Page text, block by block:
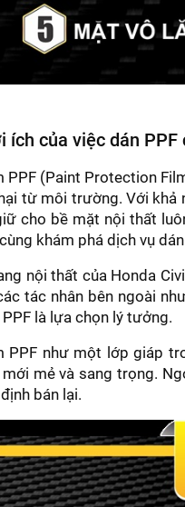
ích của việc dán
PPF (Paint Protection
từ môi trường. Với khả
cho bề mặt nội thất
khám phá dịch vụ
nội thất của Honda
tác nhân bên ngoài
là lựa chọn lý tưởng.
PPF như một lớp giáp
mới mẻ và sang trọng.
bán lại.